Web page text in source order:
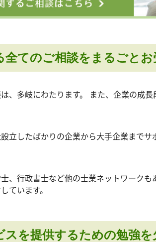
全てのご相談をまるごと
、多岐にわたります。 また、企業の成
立したばかりの企業から大手企業まで
、行政書士など他の士業ネットワーク
ています。
スを提供するための勉強